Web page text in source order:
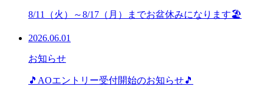
8/11（火）～8/17（月）までお盆休みになります🏖
2026.06.01
お知らせ
🎵AOエントリー受付開始のお知らせ🎵